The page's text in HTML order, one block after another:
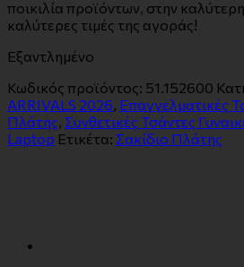
ποικιλία προϊόντων, στην
καλύτερες τιμές της αγοράς!
Εξαντλημένο
Κωδικός προϊόντος: 51.152600
ARRIVALS 2026 Επαγγελματικές
Πλάτης Συνθετικές Τσάντες
Laptop Ετικέτα: Σακίδιο Πλάτης